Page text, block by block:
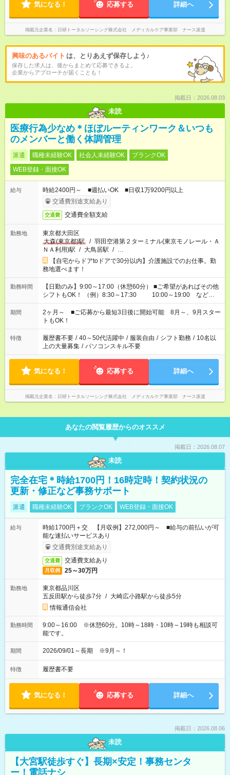
気になる！ 応募する 詳細へ
掲載元企業名 日研トータルソーシング株式会社 メディカルケア事業部 ナース派遣
興味のあるバイト は、とりあえず保存しよう♪
保存した求人は、後からまとめて応募できるよ。
企業からアプローチが届くことも！
掲載日：2026.08.03
未読
医療行為少なめ＊ほぼルーティンワーク＆いつも
のメンバーと働く体調管理
派遣 職種未経験OK 社会人未経験OK
ブランクOK
WEB登録・面接OK
給与
時給2400円～ ■週払いOK ■日収1万9200円以上
交通費別途支給あり
交通費 交通費全額支給
勤務地
東京都大田区
大森(東京都)駅
/ 羽田空港第２ターミナル(東京モノレール・Ａ
ＮＡ利用)駅 / 大鳥居駅 / …
【自宅からドアtoドアで30分以内】介護施設でのお仕事。勤
務地選べます！
勤務時間
【日勤のみ】9:00～17:00（休憩60分） ■ご希望があればその他
シフトもOK！ （例）8:30～17:30 10:00～19:00 など
「家族とお休みを合わせたい」 「できれば残業はしたくない」
など、あなたのご希望に沿ったお仕事をご紹介します！ ※Wワ
ーク希望の方へ 今ご覧のお仕事で希望する勤務時間と、もう1つ
のお仕事の勤務時間。 合計で週40時間を超える場合は応募でき
ません
期間
2ヶ月～ ■ご応募から最短3日後に開始可能 8月～、9月スター
トもOK！
特徴 履歴書不要 / 40～50代活躍中 / 服装自由 / シフト勤務 / 10名以
上の大量募集 / パソコンスキル不要
気になる！ 応募する 詳細へ
掲載元企業名 日研トータルソーシング株式会社 メディカルケア事業部 ナース派遣
あなたの閲覧履歴からのオススメ
掲載日：2026.08.07
未読
完全在宅＊時給1700円！16時定時！契約状況の
更新・修正など事務サポート
派遣 職種未経験OK ブランクOK WEB登録・面接OK
給与
時給1700円＋交 【月収例】272,000円～ ■給与の前払いが可
能な速払いサービスあり
交通費別途支給あり
交通費 交通費支給あり
月収例 25～30万円
勤務地
東京都品川区
五反田駅から徒歩7分 / 大崎広小路駅から徒歩5分
情報通信会社
勤務時間
9:00～16:00 ※休憩60分。10時～18時・10時～19時も相談可
能です。
期間 2026/09/01～長期 ※9月～！
特徴 履歴書不要
気になる！ 応募する 詳細へ
掲載日：2026.08.06
未読
【大宮駅徒歩すぐ】長期×安定！事務センタ
ー！電話ナシ